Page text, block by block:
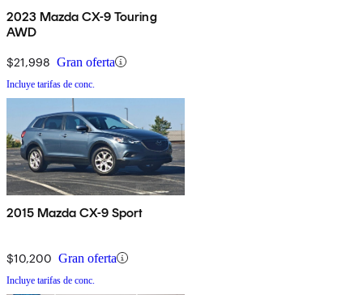
2023 Mazda CX-9 Touring
AWD
$21,998 Gran oferta
Incluye tarifas de conc.
2015 Mazda CX-9 Sport
$10,200 Gran oferta
Incluye tarifas de conc.